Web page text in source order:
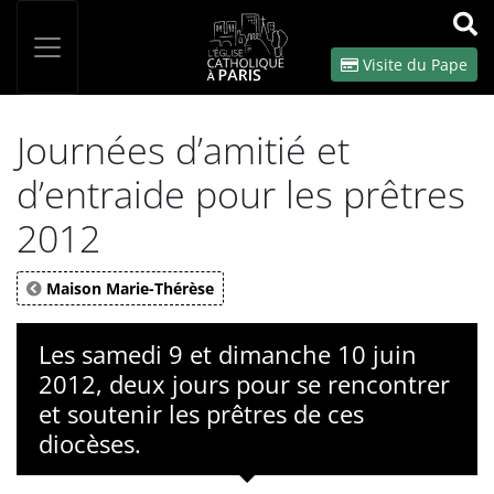
OK
Visite du Pape
Journées d’amitié et
d’entraide pour les prêtres
2012
Maison Marie-Thérèse
Les samedi 9 et dimanche 10 juin
2012, deux jours pour se rencontrer
et soutenir les prêtres de ces
diocèses.
Panneau de gestion des cookies